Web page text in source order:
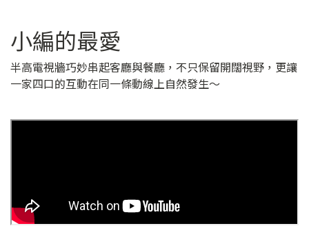
小編的最愛
半高電視牆巧妙串起客廳與餐廳，不只保留開闊視野，更讓
一家四口的互動在同一條動線上自然發生～